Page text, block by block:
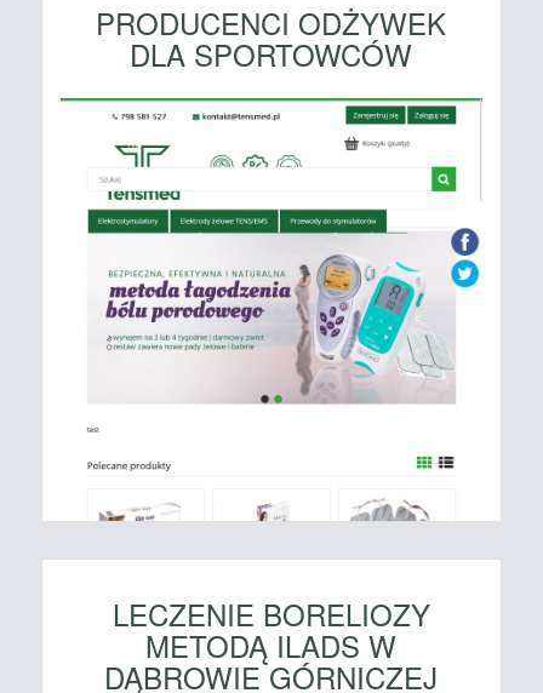
PRODUCENCI ODŻYWEK
DLA SPORTOWCÓW
LECZENIE BORELIOZY
METODĄ ILADS W
DĄBROWIE GÓRNICZEJ